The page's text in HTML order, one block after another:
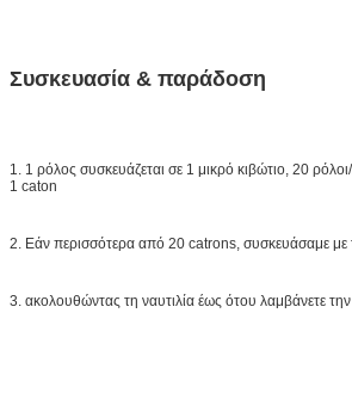
Συσκευασία & παράδοση
1. 1 ρόλος συσκευάζεται σε 1 μικρό κιβώτιο, 20
1 caton
2. Εάν περισσότερα από 20 catrons, συσκευάσαμε με
3. ακολουθώντας τη ναυτιλία έως ότου λαμβάνετε